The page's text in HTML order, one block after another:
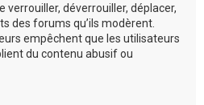
verrouiller, déverrouiller, déplacer,
des forums qu’ils modèrent.
empêchent que les utilisateurs
du contenu abusif ou